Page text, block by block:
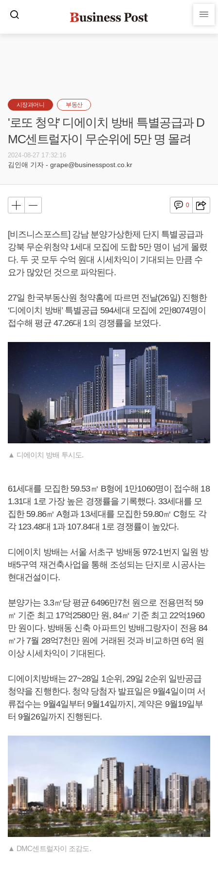
시장과머니 부동산
'로또 청약' 디에이치 방배 특별공급과 D
MC센트럴자이 무순위에 5만 명 몰려
2024-08-27 17:32:16
김인애 기자 - grape@businesspost.co.kr
0
[비즈니스포스트] 강남 분양가상한제 단지 특별공급과
강북 무순위청약 1세대 모집에 도합 5만 명이 넘게 몰렸
다. 두 곳 모두 수억 원대 시세차익이 기대되는 만큼 수
요가 많았던 것으로 파악된다.
27일 한국부동산원 청약홈에 따르면 전날(26일) 진행한
‘디에이치 방배’ 특별공급 594세대 모집에 2만8074명이
접수해 평균 47.26대 1의 경쟁률을 보였다.
▲ 디에이치 방배 투시도.
61세대를 모집한 59.53㎡ B형에 1만1060명이 접수해 18
1.31대 1로 가장 높은 경쟁률을 기록했다. 33세대를 모
집한 59.86㎡ A형과 13세대를 모집한 59.80㎡ C형도 각
각 123.48대 1과 107.84대 1로 경쟁률이 높았다.
디에이치 방배는 서울 서초구 방배동 972-1번지 일원 방
배5구역 재건축사업을 통해 조성되는 단지로 시공사는
현대건설이다.
분양가는 3.3㎡당 평균 6496만7천 원으로 전용면적 59
㎡ 기준 최고 17억2580만 원, 84㎡ 기준 최고 22억1960
만 원이다. 방배동 신축 아파트인 방배그랑자이 전용 84
㎡가 7월 28억7천만 원에 거래된 것과 비교하면 6억 원
이상 시세차익이 기대된다.
디에이치방배는 27~28일 1순위, 29일 2순위 일반공급
청약을 진행한다. 청약 당첨자 발표일은 9월4일이며 서
류접수는 9월4일부터 9월14일까지, 계약은 9월19일부
터 9월26일까지 진행된다.
▲ DMC센트럴자이 조감도.